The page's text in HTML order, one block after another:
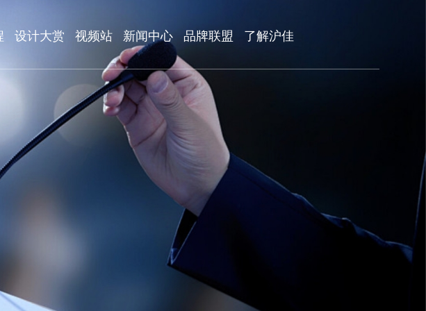
设计大赏 视频站 新闻中心 品牌联盟 了解沪佳